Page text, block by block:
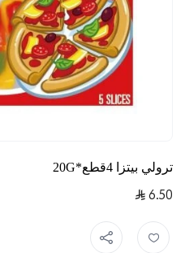
ترولي بيتزا 4قطع*20G
6.50